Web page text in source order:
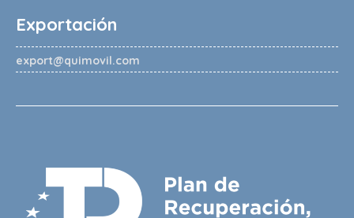
Exportación
export@quimovil.com